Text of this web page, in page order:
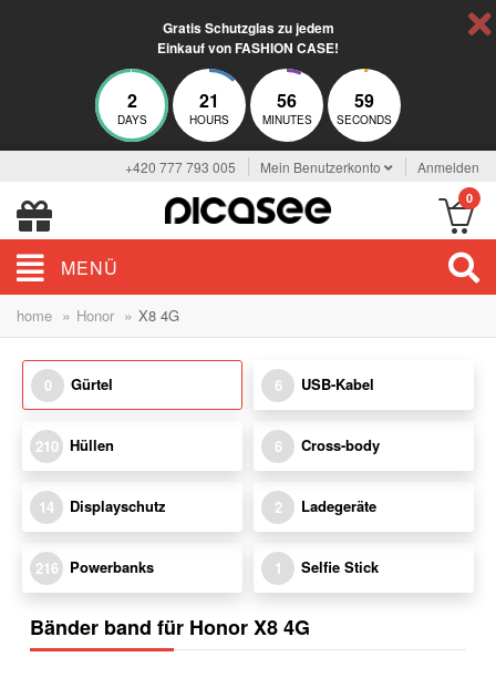
Gratis Schutzglas zu jedem
Einkauf von FASHION CASE!
2
DAYS
21
HOURS
56
MINUTES
59
SECONDS
+420 777 793 005 Mein Benutzerkonto Anmelden
0
MENÜ
home » Honor » X8 4G
0 Gürtel 6 USB-Kabel
210 Hüllen 6 Cross-body
14 Displayschutz 2 Ladegeräte
216 Powerbanks 1 Selfie Stick
Bänder band für Honor X8 4G